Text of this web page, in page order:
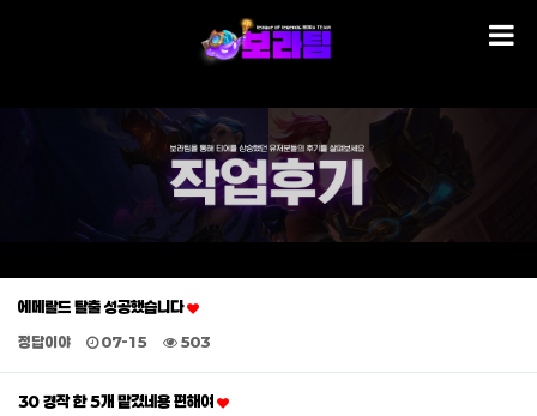
에메랄드 탈출 성공했습니다
정답이야 07-15 503
30 경작 한 5개 맡겼네용 편해여